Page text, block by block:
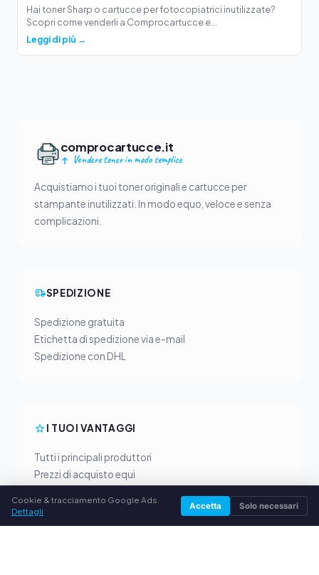
Hai toner Sharp o cartucce per fotocopiatrici inutilizzate?
Scopri come venderli a Comprocartucce e...
Leggi di più →
comprocartucce.it
Vendere toner in modo semplice
Acquistiamo i tuoi toner originali e cartucce per
stampante inutilizzati. In modo equo, veloce e senza
complicazioni.
SPEDIZIONE
Spedizione gratuita
Etichetta di spedizione via e-mail
Spedizione con DHL
I TUOI VANTAGGI
Tutti i principali produttori
Prezzi di acquisto equi
Consulenza personalizzata
Cookie & tracciamento Google Ads.
Dettagli
Accetta Solo necessari